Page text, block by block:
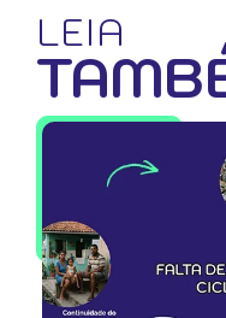
LEIA